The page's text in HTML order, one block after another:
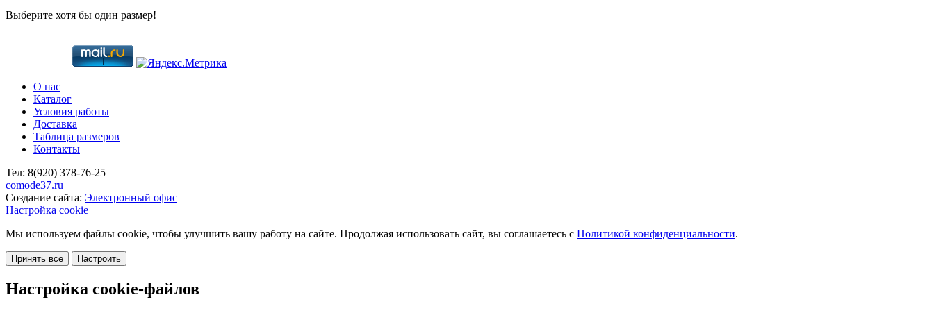
Выберите хотя бы один размер!
О нас
Каталог
Условия работы
Доставка
Таблица размеров
Контакты
Тел: 8(920) 378-76-25
comode37.ru
Создание сайта: Электронный офис
Настройка cookie
Мы используем файлы cookie, чтобы улучшить вашу работу на сайте. Продолжая использовать сайт, вы соглашаетесь с Политикой конфиденциальности.
Принять все Настроить
Настройка cookie-файлов